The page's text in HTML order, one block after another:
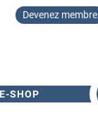
Devenez membre
E-SHOP